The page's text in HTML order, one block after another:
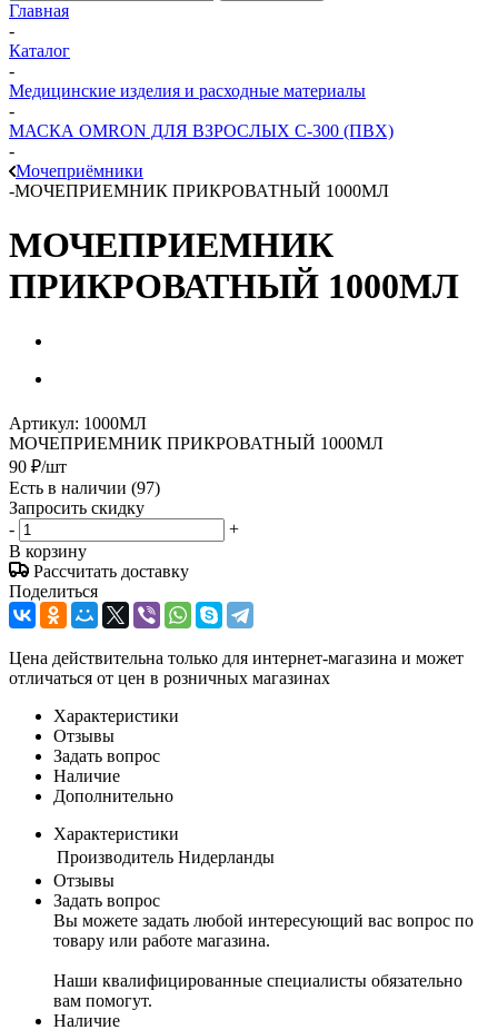
Главная
-
Каталог
-
Медицинские изделия и расходные материалы
-
МАСКА OMRON ДЛЯ ВЗРОСЛЫХ С-300 (ПВХ)
-
Мочеприёмники
-МОЧЕПРИЕМНИК ПРИКРОВАТНЫЙ 1000МЛ
МОЧЕПРИЕМНИК
ПРИКРОВАТНЫЙ 1000МЛ
Артикул: 1000МЛ
МОЧЕПРИЕМНИК ПРИКРОВАТНЫЙ 1000МЛ
90 ₽/шт
Есть в наличии (97)
Запросить скидку
-
+
В корзину
Рассчитать доставку
Поделиться
Цена действительна только для интернет-магазина и может
отличаться от цен в розничных магазинах
Характеристики
Отзывы
Задать вопрос
Наличие
Дополнительно
Характеристики
Производитель Нидерланды
Отзывы
Задать вопрос
Вы можете задать любой интересующий вас вопрос по
товару или работе магазина.
Наши квалифицированные специалисты обязательно
вам помогут.
Наличие